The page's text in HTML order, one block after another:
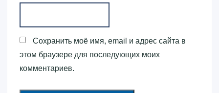
Сохранить моё имя, email и адрес сайта в
этом браузере для последующих моих
комментариев.